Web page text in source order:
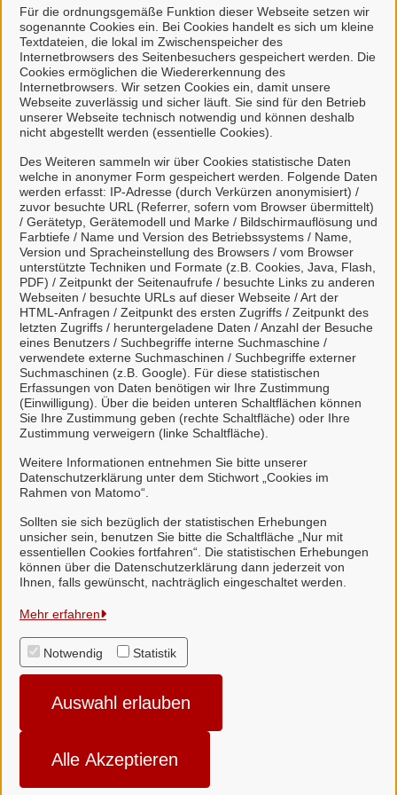
Für die ordnungsgemäße Funktion dieser Webseite setzen wir
sogenannte Cookies ein. Bei Cookies handelt es sich um kleine
Textdateien, die lokal im Zwischenspeicher des
Internetbrowsers des Seitenbesuchers gespeichert werden. Die
Cookies ermöglichen die Wiedererkennung des
Internetbrowsers. Wir setzen Cookies ein, damit unsere
Webseite zuverlässig und sicher läuft. Sie sind für den Betrieb
unserer Webseite technisch notwendig und können deshalb
nicht abgestellt werden (essentielle Cookies).
Des Weiteren sammeln wir über Cookies statistische Daten
welche in anonymer Form gespeichert werden. Folgende Daten
werden erfasst: IP-Adresse (durch Verkürzen anonymisiert) /
zuvor besuchte URL (Referrer, sofern vom Browser übermittelt)
/ Gerätetyp, Gerätemodell und Marke / Bildschirmauflösung und
Farbtiefe / Name und Version des Betriebssystems / Name,
Version und Spracheinstellung des Browsers / vom Browser
unterstützte Techniken und Formate (z.B. Cookies, Java, Flash,
PDF) / Zeitpunkt der Seitenaufrufe / besuchte Links zu anderen
Webseiten / besuchte URLs auf dieser Webseite / Art der
HTML-Anfragen / Zeitpunkt des ersten Zugriffs / Zeitpunkt des
letzten Zugriffs / heruntergeladene Daten / Anzahl der Besuche
eines Benutzers / Suchbegriffe interne Suchmaschine /
verwendete externe Suchmaschinen / Suchbegriffe externer
Suchmaschinen (z.B. Google). Für diese statistischen
Erfassungen von Daten benötigen wir Ihre Zustimmung
(Einwilligung). Über die beiden unteren Schaltflächen können
Sie Ihre Zustimmung geben (rechte Schaltfläche) oder Ihre
Zustimmung verweigern (linke Schaltfläche).
Weitere Informationen entnehmen Sie bitte unserer
Datenschutzerklärung unter dem Stichwort „Cookies im
Rahmen von Matomo“.
Sollten sie sich bezüglich der statistischen Erhebungen
unsicher sein, benutzen Sie bitte die Schaltfläche „Nur mit
essentiellen Cookies fortfahren“. Die statistischen Erhebungen
können über die Datenschutzerklärung dann jederzeit von
Ihnen, falls gewünscht, nachträglich eingeschaltet werden.
Mehr erfahren
Notwendig Statistik
Auswahl erlauben
Alle Akzeptieren
Dienstleistungen
Sie können hier das Themengebiet wechseln oder alle
verfügbaren Leistungen anzeigen lassen.
Themengebiete
Dienstleistungen
B S
B
Bürgerinformationssystem (Landkreis Uelzen)
S
Sag's uns einfach (Samtgemeinde Suderburg)
Samtgemeinde Suderburg
Alle Rechte vorbehalten
Datenschutzerklärung